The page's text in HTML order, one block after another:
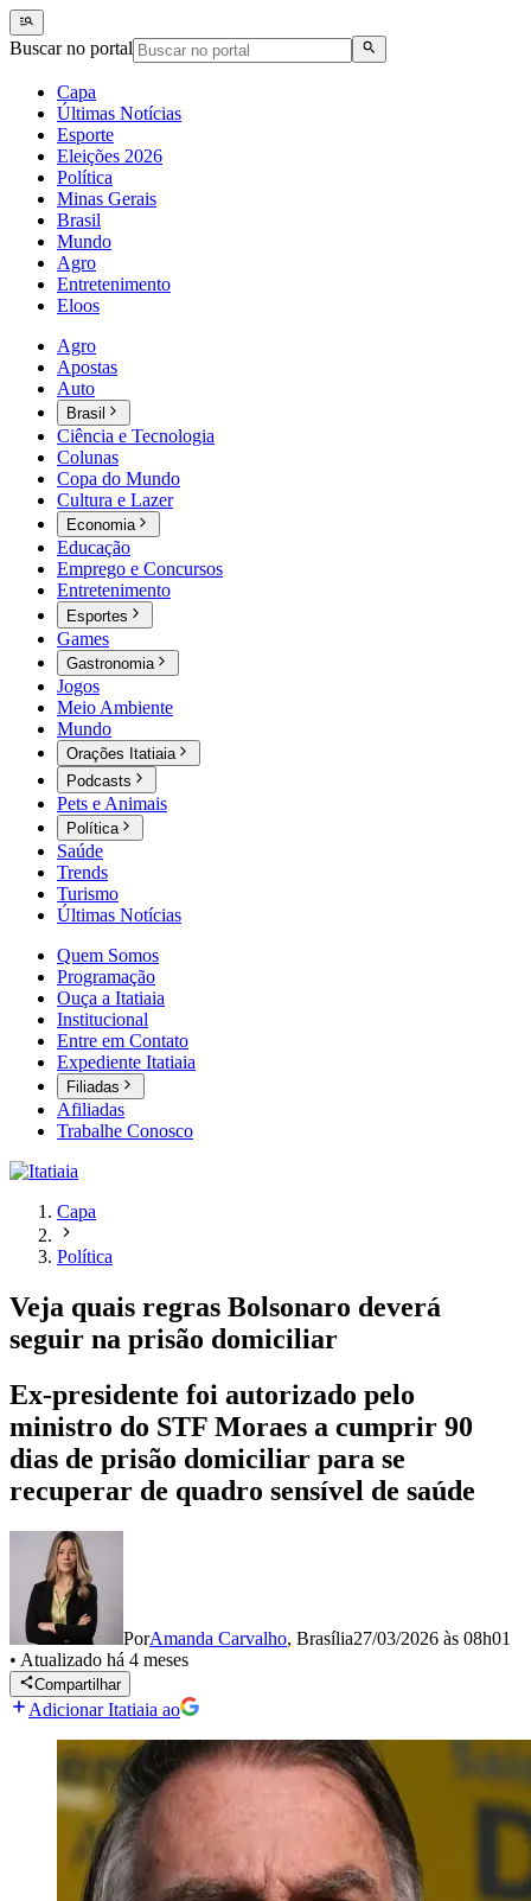
Buscar no portal
Capa
Últimas Notícias
Esporte
Eleições 2026
Política
Minas Gerais
Brasil
Mundo
Agro
Entretenimento
Eloos
Agro
Apostas
Auto
Brasil
Ciência e Tecnologia
Colunas
Copa do Mundo
Cultura e Lazer
Economia
Educação
Emprego e Concursos
Entretenimento
Esportes
Games
Gastronomia
Jogos
Meio Ambiente
Mundo
Orações Itatiaia
Podcasts
Pets e Animais
Política
Saúde
Trends
Turismo
Últimas Notícias
Quem Somos
Programação
Ouça a Itatiaia
Institucional
Entre em Contato
Expediente Itatiaia
Filiadas
Afiliadas
Trabalhe Conosco
Capa
Política
Veja quais regras Bolsonaro deverá
seguir na prisão domiciliar
Ex-presidente foi autorizado pelo
ministro do STF Moraes a cumprir 90
dias de prisão domiciliar para se
recuperar de quadro sensível de saúde
PorAmanda Carvalho, Brasília27/03/2026 às 08h01
• Atualizado há 4 meses
Compartilhar
Adicionar Itatiaia ao